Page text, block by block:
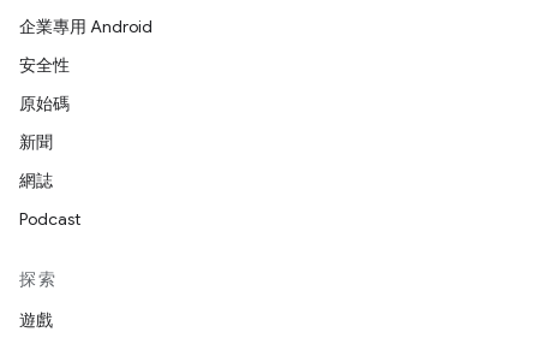
企業專用 Android
安全性
原始碼
新聞
網誌
Podcast
探索
遊戲